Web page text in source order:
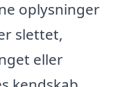
oplysninger
slettet,
eller